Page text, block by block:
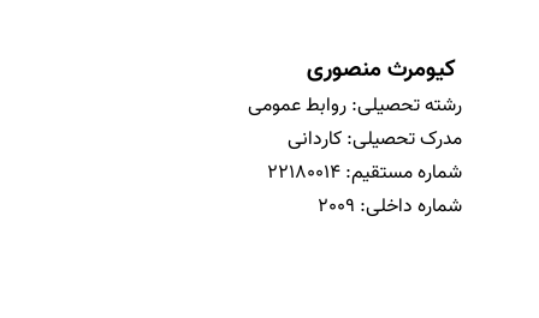
رشته تحصیلی: روابط عمومی
مدرک تحصیلی: کاردانی
شماره مستقیم: 22180014
شماره داخلی: 2009